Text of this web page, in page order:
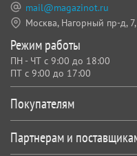
Покупателям
Партнерам и
mail@magazinot.ru
Москва, Нагорный пр-д, 7,
Режим работы
ПН - ЧТ с 9:00 до 18:00
ПТ с 9:00 до 17:00